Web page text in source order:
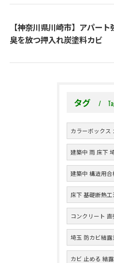
【神奈川県川崎市】アパー
臭を放つ押入れ炭塗料カビ
タグ
カラーボックス
建築中 雨 床下
建築中 構造用
床下 基礎断熱
コンクリート
埼玉 防カビ結
カビ 止める 結